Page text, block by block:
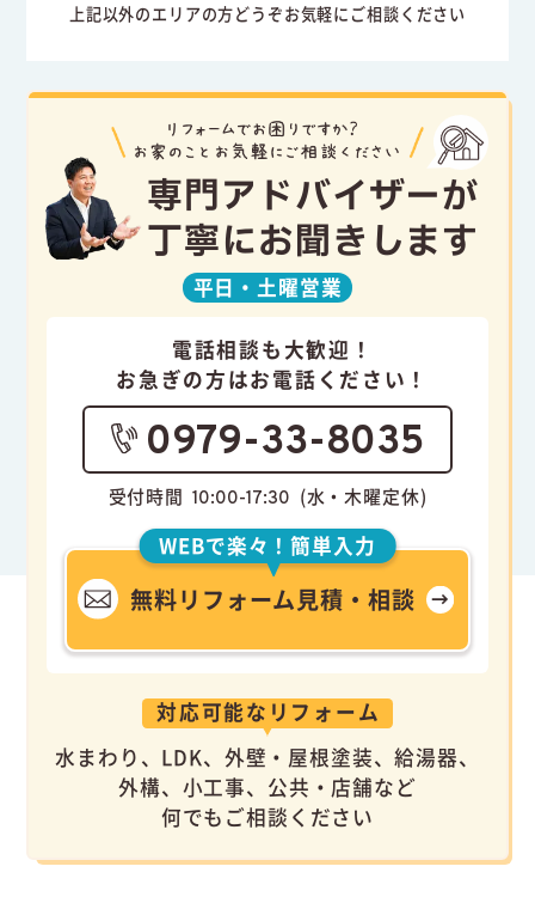
上記以外のエリアの方どうぞお気軽にご相談ください
専門アドバイザーが
丁寧にお聞きします
平日・土曜営業
電話相談も大歓迎！
お急ぎの方はお電話ください！
0979-33-8035
受付時間 10:00-17:30 (水・木曜定休)
WEBで楽々！簡単入力
無料リフォーム見積・相談
対応可能なリフォーム
水まわり、LDK、外壁・屋根塗装、給湯器、
外構、小工事、公共・店舗など
何でもご相談ください